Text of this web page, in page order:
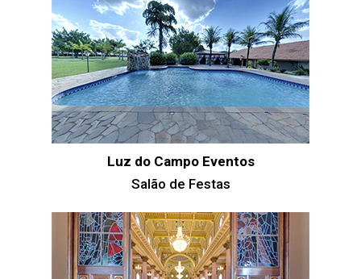
Luz do Campo Eventos
Salão de Festas